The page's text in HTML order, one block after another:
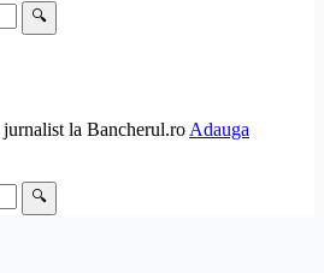
🔍
la Bancherul.ro Adauga
🔍